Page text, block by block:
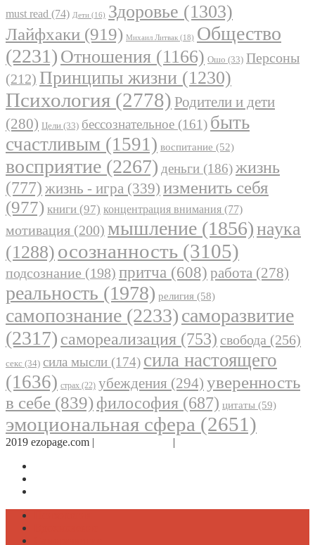
must read (74) Дети (16) Здоровье (1303)
Лайфхаки (919) Михаил Литвак (18) Общество
(2231) Отношения (1166) Ошо (33) Персоны
(212) Принципы жизни (1230)
Психология (2778) Родители и дети
(280) Цели (33) бессознательное (161) быть
счастливым (1591) воспитание (52)
восприятие (2267) деньги (186)жизнь
(777) жизнь - игра (339) изменить себя
(977) книги (97) концентрация внимания (77)
мотивация (200) мышление (1856)наука
(1288) осознанность (3105)
подсознание (198) притча (608) работа (278)
реальность (1978) религия (58)
самопознание (2233)саморазвитие
(2317) самореализация (753) свобода (256)
секс (34) сила мысли (174) сила настоящего
(1636) страх (22) убеждения (294) уверенность
в себе (839) философия (687) цитаты (59)
эмоциональная сфера (2651)
2019 ezopage.com | |